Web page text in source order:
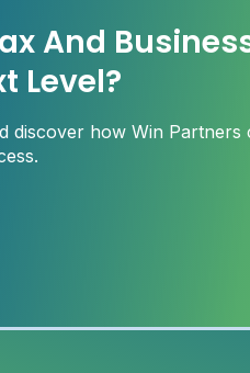
And
Level?
discover how Win